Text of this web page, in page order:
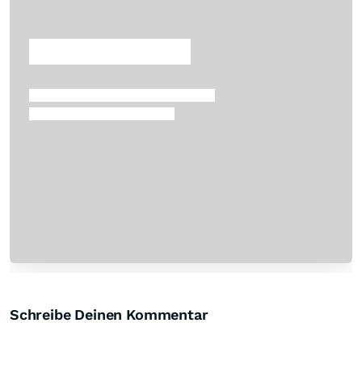
Schreibe Deinen Kommentar